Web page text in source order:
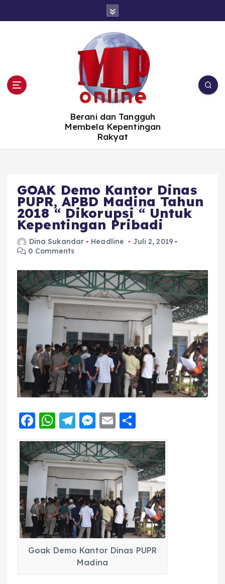
Berani dan Tangguh
Membela Kepentingan
Rakyat
GOAK Demo Kantor Dinas
PUPR, APBD Madina Tahun
2018 “ Dikorupsi “ Untuk
Kepentingan Pribadi
Dina Sukandar Headline
Juli 2, 2019
0 Comments
F
a
c
e
o
o
k
W
h
a
ts
A
p
p
T
el
e
g
r
a
m
M
e
ss
e
n
g
er
E
m
ai
l
h
a
re
Goak Demo Kantor Dinas PUPR
Madina